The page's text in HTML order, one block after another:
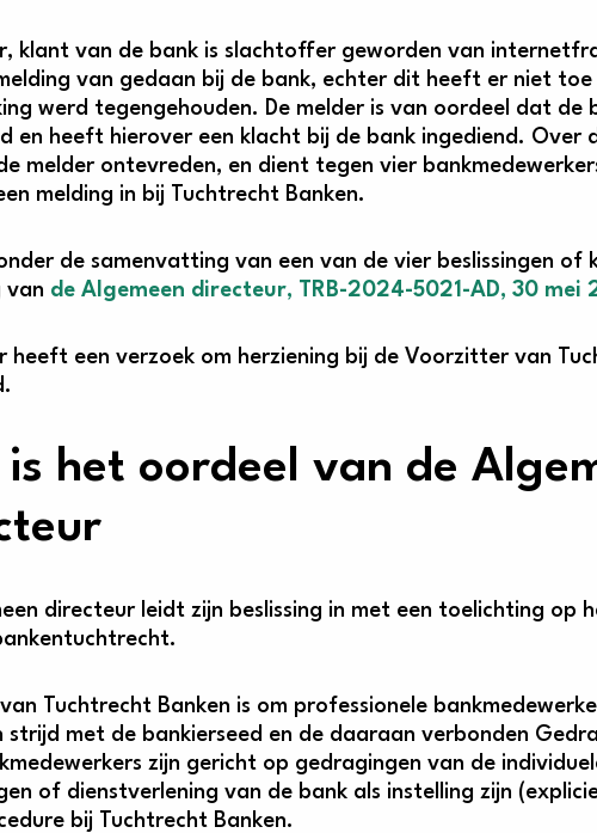
klant van de bank is slachtoffer geworden van
van gedaan bij de bank, echter dit heeft er niet toe
werd tegengehouden. De melder is van oordeel dat
en heeft hierover een klacht bij de bank ingediend. Over
melder ontevreden, en dient tegen vier
melding in bij Tuchtrecht Banken.
de samenvatting van een van de vier beslissingen of
van de Algemeen directeur, TRB-2024-5021-AD, 30 mei
heeft een verzoek om herziening bij de Voorzitter van
het oordeel van de
directeur leidt zijn beslissing in met een toelichting op
Tuchtrecht Banken is om professionele
strijd met de bankierseed en de daaraan verbonden
zijn gericht op gedragingen van de
of dienstverlening van de bank als instelling zijn
bij Tuchtrecht Banken.